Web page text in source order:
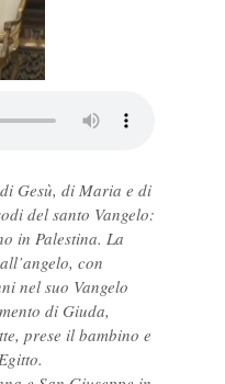
Gesù, di Maria e di
del santo Vangelo:
in Palestina. La
con
nel suo Vangelo
di Giuda,
prese il bambino e